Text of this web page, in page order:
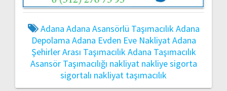
Adana Adana Asansörlü TaşımacılıkAdana
Depolama Adana Evden Eve NakliyatAdana
Şehirler Arası TaşımacılıkAdana Taşımacılık
Asansör Taşımacılığı nakliyat nakliyesigorta
sigortalı nakliyat taşımacılık